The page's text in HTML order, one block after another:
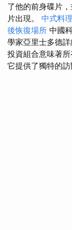
了他的前身碟片
片出現。 中式料
後恢復場所 中國
學家亞里士多德詳
投資組合意味著
它提供了獨特的訪